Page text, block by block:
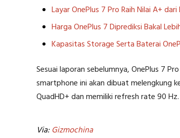
Layar OnePlus 7 Pro Raih Nilai A+
Harga OnePlus 7 Diprediksi Bakal
Kapasitas Storage Serta Baterai
Sesuai laporan sebelumnya, OnePlus 7
smartphone ini akan dibuat melengkung
QuadHD+ dan memiliki refresh rate 90 Hz.
Via:Gizmochina